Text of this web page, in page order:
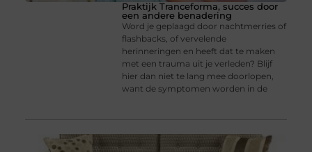
Praktijk Tranceforma, succes door
een andere benadering
Word je geplaagd door nachtmerries of
flashbacks, of vervelende
herinneringen en heeft dat te maken
met een trauma uit je verleden? Blijf
hier dan niet te lang mee doorlopen,
want de symptomen worden in de